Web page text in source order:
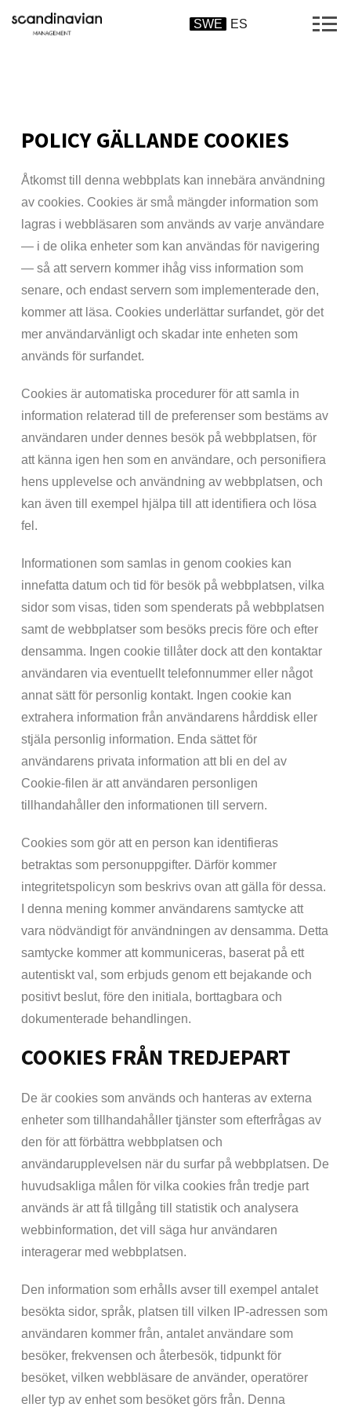
SWE ES
POLICY GÄLLANDE COOKIES
Åtkomst till denna webbplats kan innebära användning
av cookies. Cookies är små mängder information som
lagras i webbläsaren som används av varje användare
— i de olika enheter som kan användas för navigering
— så att servern kommer ihåg viss information som
senare, och endast servern som implementerade den,
kommer att läsa. Cookies underlättar surfandet, gör det
mer användarvänligt och skadar inte enheten som
används för surfandet.
Cookies är automatiska procedurer för att samla in
information relaterad till de preferenser som bestäms av
användaren under dennes besök på webbplatsen, för
att känna igen hen som en användare, och personifiera
hens upplevelse och användning av webbplatsen, och
kan även till exempel hjälpa till att identifiera och lösa
fel.
Informationen som samlas in genom cookies kan
innefatta datum och tid för besök på webbplatsen, vilka
sidor som visas, tiden som spenderats på webbplatsen
samt de webbplatser som besöks precis före och efter
densamma. Ingen cookie tillåter dock att den kontaktar
användaren via eventuellt telefonnummer eller något
annat sätt för personlig kontakt. Ingen cookie kan
extrahera information från användarens hårddisk eller
stjäla personlig information. Enda sättet för
användarens privata information att bli en del av
Cookie-filen är att användaren personligen
tillhandahåller den informationen till servern.
Cookies som gör att en person kan identifieras
betraktas som personuppgifter. Därför kommer
integritetspolicyn som beskrivs ovan att gälla för dessa.
I denna mening kommer användarens samtycke att
vara nödvändigt för användningen av densamma. Detta
samtycke kommer att kommuniceras, baserat på ett
autentiskt val, som erbjuds genom ett bejakande och
positivt beslut, före den initiala, borttagbara och
dokumenterade behandlingen.
COOKIES FRÅN TREDJEPART
De är cookies som används och hanteras av externa
enheter som tillhandahåller tjänster som efterfrågas av
den för att förbättra webbplatsen och
användarupplevelsen när du surfar på webbplatsen. De
huvudsakliga målen för vilka cookies från tredje part
används är att få tillgång till statistik och analysera
webbinformation, det vill säga hur användaren
interagerar med webbplatsen.
Den information som erhålls avser till exempel antalet
besökta sidor, språk, platsen till vilken IP-adressen som
användaren kommer från, antalet användare som
besöker, frekvensen och återbesök, tidpunkt för
besöket, vilken webbläsare de använder, operatörer
eller typ av enhet som besöket görs från. Denna